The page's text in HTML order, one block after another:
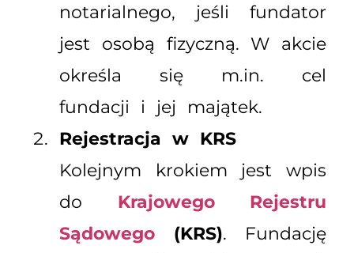
notarialnego, jeśli fundator
jest osobą fizyczną. W akcie
określa się m.in. cel
fundacji i jej majątek.
Rejestracja w KRS
Kolejnym krokiem jest wpis
do Krajowego Rejestru
Sądowego (KRS). Fundację